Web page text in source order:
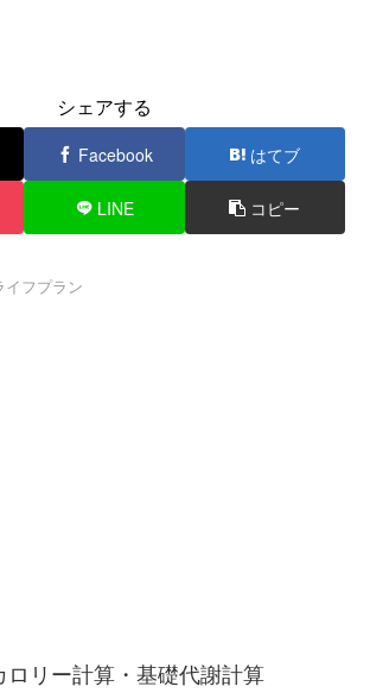
シェアする
Facebook はてブ
LINE コピー
イフプラン
ロリー計算・基礎代謝計算